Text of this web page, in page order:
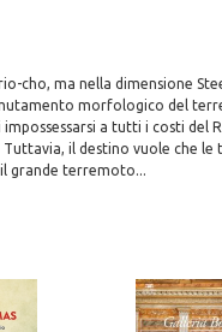
cho, ma nella dimensione
morfologico del
a tutti i costi del
il destino vuole che
grande terremoto...